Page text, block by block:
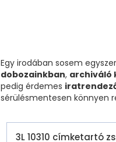
Egy irodában sosem
dobozainkban, archiváló
pedig érdemes
sérülésmentesen könnyen
3L 10310 címketartó